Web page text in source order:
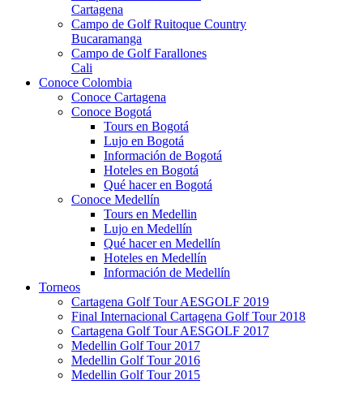
Cartagena
Campo de Golf Ruitoque Country
Bucaramanga
Campo de Golf Farallones
Cali
Conoce Colombia
Conoce Cartagena
Conoce Bogotá
Tours en Bogotá
Lujo en Bogotá
Información de Bogotá
Hoteles en Bogotá
Qué hacer en Bogotá
Conoce Medellín
Tours en Medellin
Lujo en Medellín
Qué hacer en Medellín
Hoteles en Medellín
Información de Medellín
Torneos
Cartagena Golf Tour AESGOLF 2019
Final Internacional Cartagena Golf Tour 2018
Cartagena Golf Tour AESGOLF 2017
Medellin Golf Tour 2017
Medellin Golf Tour 2016
Medellin Golf Tour 2015